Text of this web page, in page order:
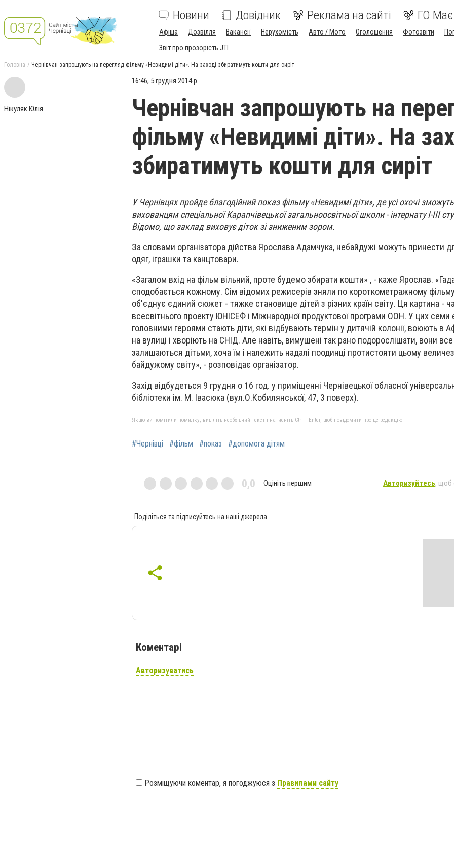
Новини Довідник Реклама на сайті ГО
Афіша Дозвілля Вакансії Нерухомість Авто / Мото Оголошення Фотозвіти
Звіт про прозорість JTI
Головна Чернівчан запрошують на перегляд фільму «Невидимі діти». На заході збиратимуть кошти для сиріт
Нікуляк Юлія
16:46, 5 грудня 2014 р.
Чернівчан запрошують на
фільму «Невидимі діти». На
збиратимуть кошти для сиріт
У Чернівцях пройде благодійний показ фільму «Невидимі діти», де усі охочі
вихованцям спеціальної Карапчівецької загальноосвітньої школи - інтернату І-ІІІ
Відомо, що заклад виховує діток зі зниженим зором.
За словами організатора дійства Ярослава Адамчука, небайдужі можуть принести
одяг, іграшки та канцтовари.
«Загалом вхід на фільм вільний, проте будемо збирати кошти» , - каже Ярослав.
сподобається кожному. Сім відомих режисерів зняли по короткометражному
об'єднує єдиний сюжет - тяжке становище дітей з різних країн світу. Ця картина -
всесвітнього проекту ЮНІСЕФ і Міжнародної продуктової програми ООН. У цих семи
головними героями стають діти, які відбувають термін у дитячій колонії, воюють в
на вулиці і хворіють на СНІД. Але навіть, вимушені так рано подорослішати, вони
залишаються дітьми, хоча їм і належить надалі поодинці протистояти цьому
байдужому світу», - розповідає організатор.
Захід відбудеться 9 грудня о 16 год. у приміщенні Чернівецької обласної
бібліотеки ім. М. Івасюка (вул.О.Кобилянської, 47, 3 поверх).
Якщо ви помітили помилку, виділіть необхідний текст і натисніть Ctrl + Enter, щоб повідомити про це редакцію
#Чернівці #фільм #показ #допомога дітям
0,0 Оцініть першим Авторизуйтесь, щоб
Поділіться та підписуйтесь на наші джерела
Коментарі
Авторизуватись
Розміщуючи коментар, я погоджуюся з Правилами сайту